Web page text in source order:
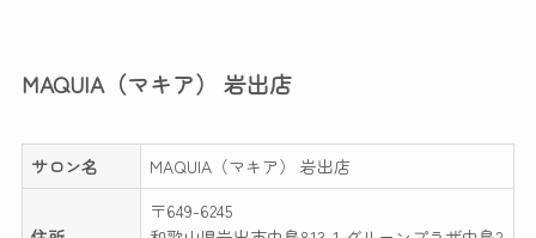
MAQUIA（マキア） 岩出店
サロン名 MAQUIA（マキア） 岩出店
〒649-6245